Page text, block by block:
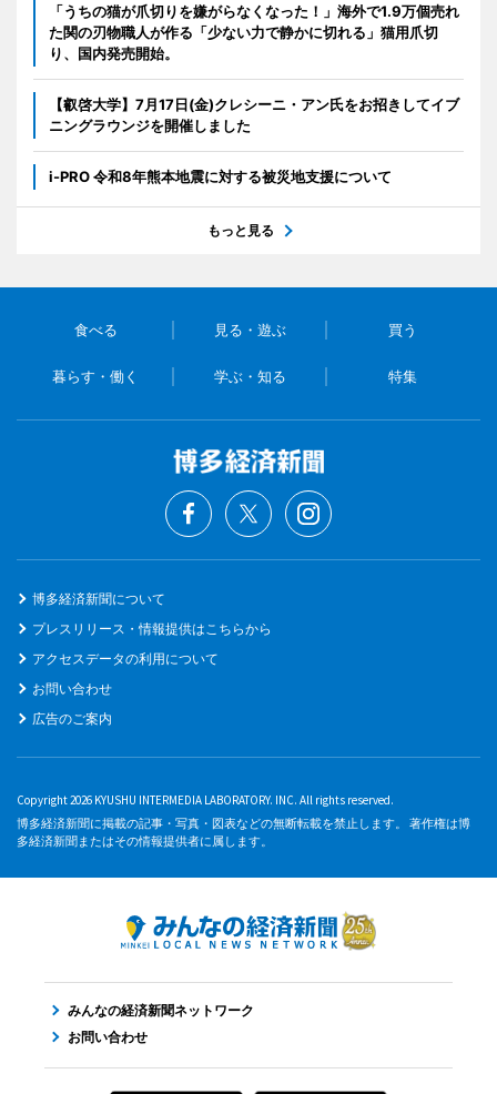
「うちの猫が爪切りを嫌がらなくなった！」海外で1.9万個売れ
た関の刃物職人が作る「少ない力で静かに切れる」猫用爪切
り、国内発売開始。
【叡啓大学】7月17日(金)クレシーニ・アン氏をお招きしてイブ
ニングラウンジを開催しました
i-PRO 令和8年熊本地震に対する被災地支援について
もっと見る
食べる 見る・遊ぶ 買う
暮らす・働く 学ぶ・知る 特集
博多経済新聞について
プレスリリース・情報提供はこちらから
アクセスデータの利用について
お問い合わせ
広告のご案内
Copyright 2026 KYUSHU INTERMEDIA LABORATORY. INC. All rights reserved.
博多経済新聞に掲載の記事・写真・図表などの無断転載を禁止します。 著作権は博
多経済新聞またはその情報提供者に属します。
みんなの経済新聞ネットワーク
お問い合わせ